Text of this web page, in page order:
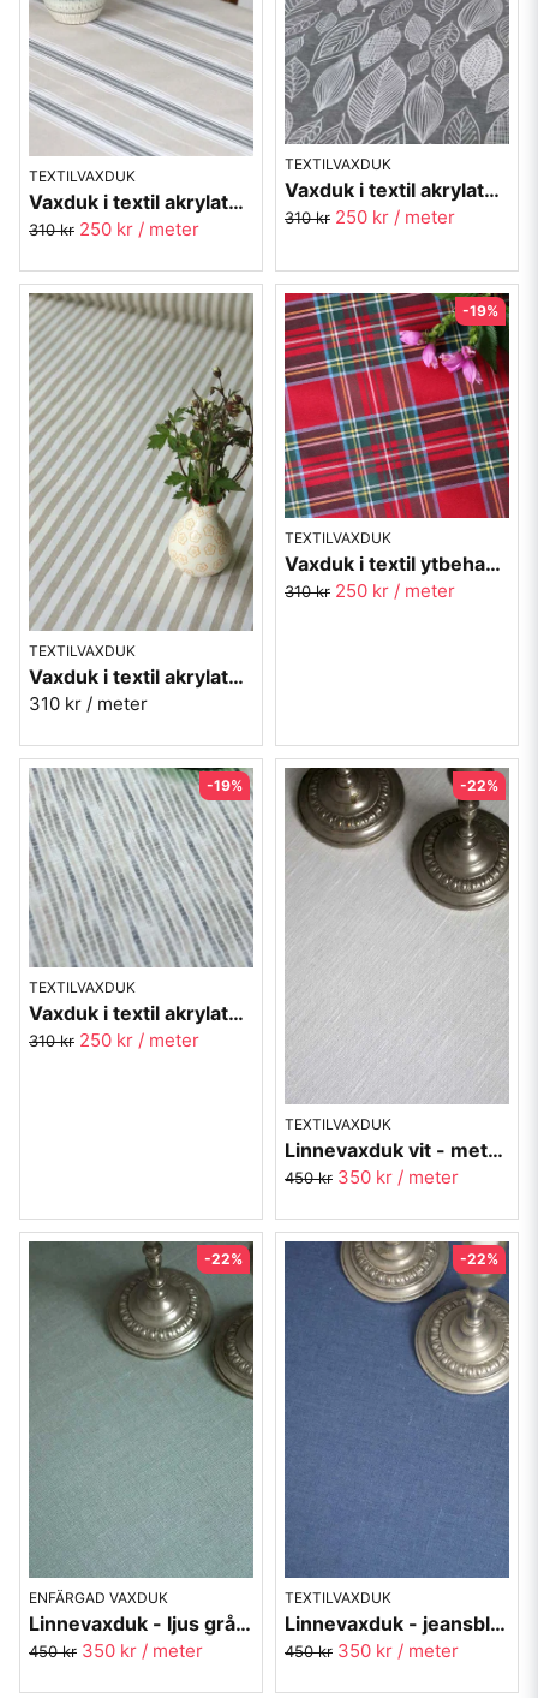
TEXTILVAXDUK
Vaxduk i textil akrylatbehandlad - Gränna - grå
310 kr 250 kr / meter
TEXTILVAXDUK
Vaxduk i textil akrylatbehandlad - Lövhult RETRO 60-tal
310 kr 250 kr / meter
TEXTILVAXDUK
Vaxduk i textil akrylatbehandlad - Öland natur
310 kr / meter
TEXTILVAXDUK
Vaxduk i textil ytbehandlad - Skotskrutig
310 kr 250 kr / meter
-19%
TEXTILVAXDUK
Vaxduk i textil akrylatbehandlad - Våga 60-tal
310 kr 250 kr / meter
-19%
TEXTILVAXDUK
Linnevaxduk vit - metervara
450 kr 350 kr / meter
-22%
ENFÄRGAD VAXDUK
Linnevaxduk - ljus grågrön - metervara
450 kr 350 kr / meter
-22%
TEXTILVAXDUK
Linnevaxduk - jeansblå - metervara
450 kr 350 kr / meter
-22%